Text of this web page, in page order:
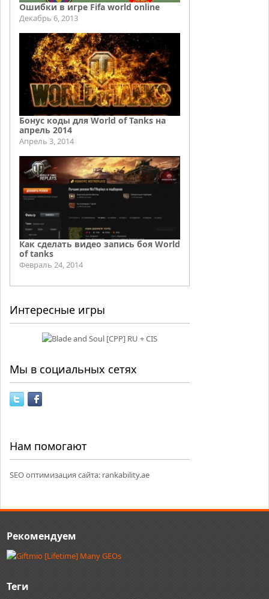
Ошибки в игре Fifa world online
Декабрь 6, 2013
Бонус коды для World of Tanks на
апрель 2014
Апрель 3, 2014
Как сделать видео запись боя World
of tanks
Февраль 24, 2014
Интересные игры
Мы в социальных сетях
Нам помогают
SEO оптимизация сайта: rankability.ae
Рекомендуем
Теги